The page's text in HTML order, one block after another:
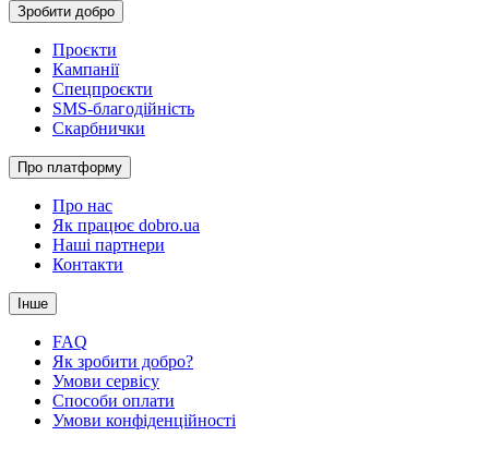
Зробити добро
Проєкти
Кампанії
Спецпроєкти
SMS-благодійність
Скарбнички
Про платформу
Про нас
Як працює dobro.ua
Наші партнери
Контакти
Інше
FAQ
Як зробити добро?
Умови сервісу
Способи оплати
Умови конфіденційності